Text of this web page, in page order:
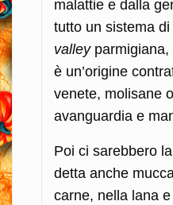
malattie e dalla
tutto un sistema
valleyparmigiana,
è un’origine
venete, molisane
avanguardia e
Poi ci sarebbero
detta anche
carne, nella lana